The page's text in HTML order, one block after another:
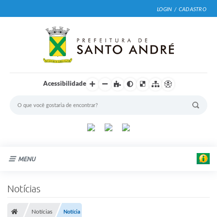
LOGIN / CADASTRO
Acessibilidade
MENU
Notícias
Notícias Notícia